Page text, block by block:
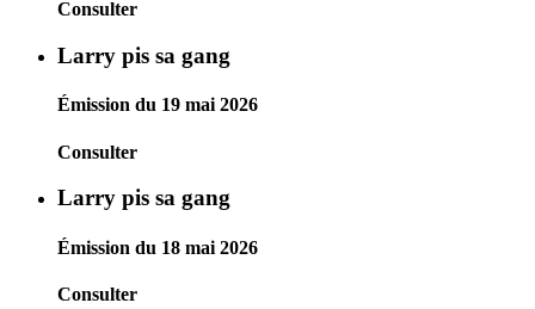
Consulter
Larry pis sa gang
Émission du 19 mai 2026
Consulter
Larry pis sa gang
Émission du 18 mai 2026
Consulter